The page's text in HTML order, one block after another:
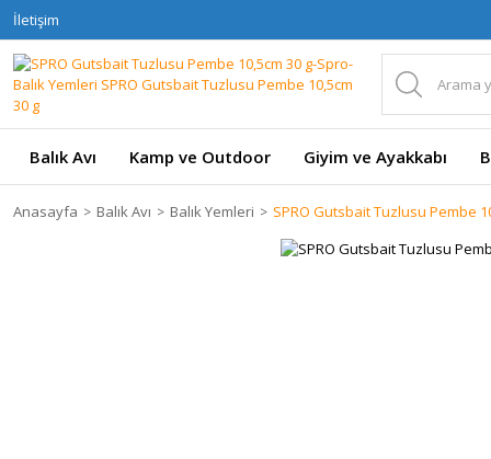
İletişim
Balık Avı Kamp ve Outdoor Giyim ve Ayakkabı
Anasayfa Balık Avı Balık Yemleri SPRO Gutsbait Tuzlusu Pembe